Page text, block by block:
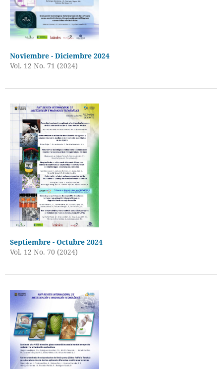
Noviembre - Diciembre 2024
Vol. 12 No. 71 (2024)
Septiembre - Octubre 2024
Vol. 12 No. 70 (2024)